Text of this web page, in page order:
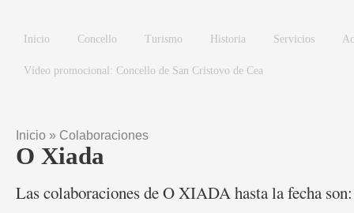
Inicio Concello Turismo Historia Servicios
Vídeo promocional: Concello de San Cristovo de Cea
Se encuentra usted aquí
Inicio » Colaboraciones
O Xiada
Las colaboraciones de O XIADA hasta la fecha son: